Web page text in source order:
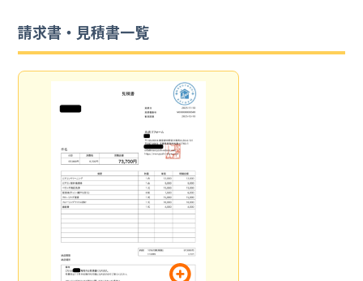
請求書・見積書一覧